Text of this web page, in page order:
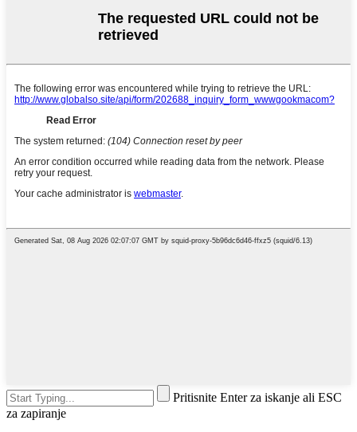
Pritisnite Enter za iskanje ali ESC
za zapiranje